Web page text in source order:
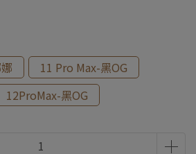
11 Pro Max-黑OG
12ProMax-黑OG